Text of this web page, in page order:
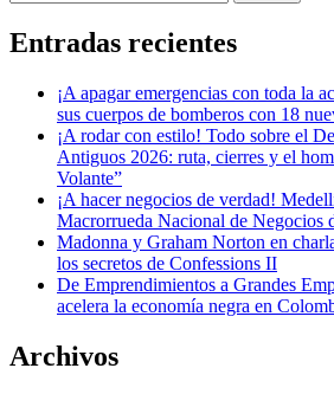
Entradas recientes
¡A apagar emergencias con toda la
sus cuerpos de bomberos con 18
¡A rodar con estilo! Todo sobre el
Antiguos 2026: ruta, cierres y el
Volante”
¡A hacer negocios de verdad!
Macrorrueda Nacional de Negocios
Madonna y Graham Norton en
los secretos de Confessions II
De Emprendimientos a Grandes
acelera la economía negra en
Archivos